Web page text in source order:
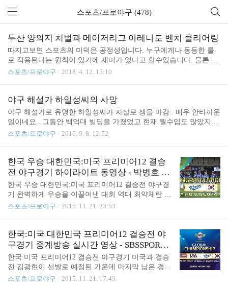
스포츠/프로야구 (478)
두산 양의지 처벌과 메이저리그 아레나도 벤치 클리어링
따지고보면 스포츠의 미덕은 공정성입니다. 누구에게나 동등한 룰
로 적용된다는 원칙이 있기에 재미가 있다고 할수있습니다. 물론 현
실에도 법이란게 있지만 고의던 고의성이 없었던 지켜지지 않을때
끼는 이유는 때때로 마주치는 현실의 야비함이 배제되어 나온것이
라는 믿음과 이걸 지켜야한다는 불문률이 있다고 생각하기때문입니
다. 불문률이 깨지게되면 오늘나온 아레나도와 페르도모의 메이저
리그 벤치 클리어링처럼 혼탁한 장면이 나오게됩니다. 우리에게는
박찬호의 발차기나 오도어의 복싱을 떠올리게되는데 간간히 나오는
의 양상을 볼수있는 것으로 쉽..
스포츠/프로야구 2018. 4. 12. 15:10
야구 해설가 하일성씨의 사망
야구 해설가로 유명한 하일성씨가 자살로 생을 마감.. 매우 안타까운
일이네요.. 그동안 백억대 빌딩을 가졌었고 현재 월수입도 많았지만
현재 알려진건 믿었던 지인에게 사기에 당해 건물을 날리고 세금문
구 해설가로서 이름을 날렸습니다. 하일성이외에 걸죽한 사투리가
나이던.. 이미작고하신 이호헌씨나 김소식 청보 핀토스 감독을하던
허구연씨등 오래전부터 야구해설을 하던 분들이 떠오릅니다. 박찬
호 메이저리그 진출이후 여러선수들이 나가게되었고 오랜 시간이
흐르면서 현재는 송재우같은 비선수 출신이지만 많은 데이터와 정
보에 기초한 해설가들이 각광을 받고있습니다. 그래도 사십대를 넘
스포츠/프로야구 2016. 9. 8. 12:52
한국 우승 대한민국:미국 프리미어12 결승
전 야구경기 하이라이트 동영상 - 박병호 홈
런
한국 우승 대한민국:미국 프리미어12 결승전 야구경
기 완벽하게 우승을 이끌어낸 대회 역대 최약체란 우
려가 있었기에..주최국인 일본의 신경전과 미국전 애
약이 되었던 대회라 생각..그만큼 오타니가 대단한
투수였기에 우리팀의 실력이 가려져있게되었고 1차
전 패배로 타팀의 경계심도 적어진데다일본에게도
약이되는 자신감을 넘어선 경기에 악영향을 주는 자
만심을 심어주게 되었기에 오히려 부메랑이 되었다
고 생각이런 마지막 단한번의 기회에 폭탄급 오재원
스포츠/프로야구 2015. 11. 21. 23:53
한국:미국 대한민국 프리미어12 결승전 야
구경기 중계방송 실시간 영상 - SBSSPORTS
, 해외중계
한국:미국 프리미어12 결승전 야구경기 미국과 결승
전 김광현이 선발로 예정된 가운데 마지막 남은 경기
지난 조별리그에서 심판판정으로 아쉽게 패했지만
스포츠/프로야구 2015. 11. 21. 17:43